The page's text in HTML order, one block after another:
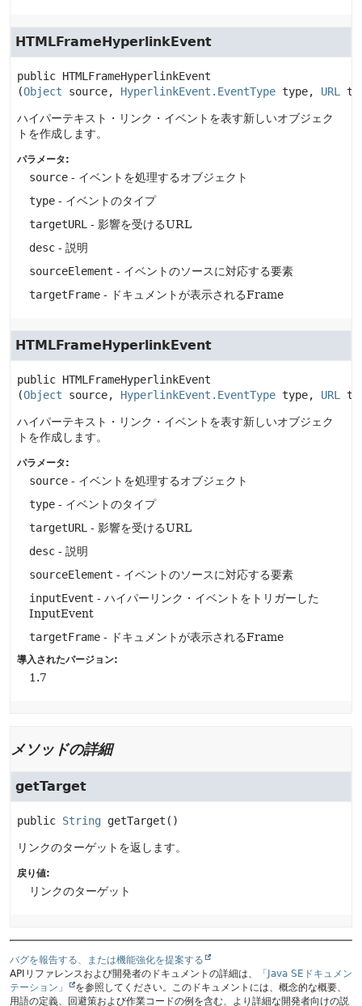
HTMLFrameHyperlinkEvent
public HTMLFrameHyperlinkEvent
(Object source, HyperlinkEvent.EventType type, URL
ハイパーテキスト・リンク・イベントを表す新しいオブジェク
トを作成します。
パラメータ:
source - イベントを処理するオブジェクト
type - イベントのタイプ
targetURL - 影響を受けるURL
desc - 説明
sourceElement - イベントのソースに対応する要素
targetFrame - ドキュメントが表示されるFrame
HTMLFrameHyperlinkEvent
public HTMLFrameHyperlinkEvent
(Object source, HyperlinkEvent.EventType type, URL
ハイパーテキスト・リンク・イベントを表す新しいオブジェク
トを作成します。
パラメータ:
source - イベントを処理するオブジェクト
type - イベントのタイプ
targetURL - 影響を受けるURL
desc - 説明
sourceElement - イベントのソースに対応する要素
inputEvent - ハイパーリンク・イベントをトリガーした
InputEvent
targetFrame - ドキュメントが表示されるFrame
導入されたバージョン:
1.7
メソッドの詳細
getTarget
public String getTarget ()
リンクのターゲットを返します。
戻り値:
リンクのターゲット
バグを報告する、または機能強化を提案する
APIリファレンスおよび開発者のドキュメントの詳細は、
「Java SEドキュメン
テーション」
を参照してください。このドキュメントには、概念的な概要、
用語の定義、回避策および作業コードの例を含む、より詳細な開発者向けの説